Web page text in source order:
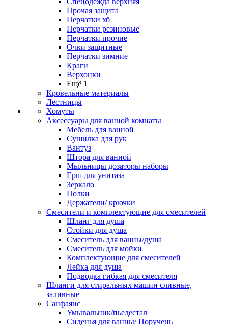
Прочая защита
Перчатки хб
Перчатки резиновые
Перчатки прочие
Очки защитные
Перчатки зимние
Краги
Верхонки
Ещё 1
Кровельные материалы
Лестницы
Хомуты
Аксессуары для ванной комнаты
Мебель для ванной
Сушилка для рук
Вантуз
Штора для ванной
Мыльницы дозаторы наборы
Ерш для унитаза
Зеркало
Полки
Держатели/ крючки
Смесители и комплектующие для смесителей
Шланг для душа
Стойки для душа
Смеситель для ванны/душа
Смеситель для мойки
Комплектующие для смесителей
Лейка для душа
Подводка гибкая для смесителя
Шланги для стиральных машин сливные,
заливные
Санфаянс
Умывальник/пьедестал
Сиденья для ванны/ Поручень